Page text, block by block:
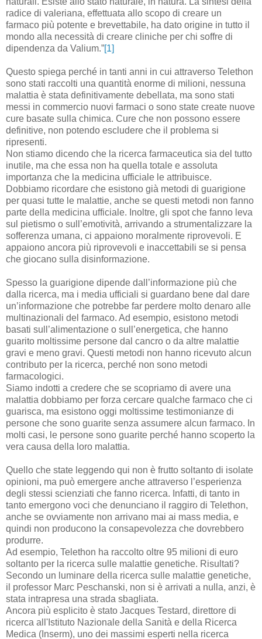
radice di valeriana, effettuata allo scopo di creare un
farmaco più potente e brevettabile, ha dato origine in tutto il
mondo alla necessità di creare cliniche per chi soffre di
dipendenza da Valium.”[1]
Questo spiega perché in tanti anni in cui attraverso Telethon
sono stati raccolti una quantità enorme di milioni, nessuna
malattia è stata definitivamente debellata, ma sono stati
messi in commercio nuovi farmaci o sono state create nuove
cure basate sulla chimica. Cure che non possono essere
definitive, non potendo escludere che il problema si
ripresenti.
Non stiamo dicendo che la ricerca farmaceutica sia del tutto
inutile, ma che essa non ha quella totale e assoluta
importanza che la medicina ufficiale le attribuisce.
Dobbiamo ricordare che esistono già metodi di guarigione
per quasi tutte le malattie, anche se questi metodi non fanno
parte della medicina ufficiale. Inoltre, gli spot che fanno leva
sul pietismo o sull’emotività, arrivando a strumentalizzare la
sofferenza umana, ci appaiono moralmente riprovevoli. E
appaiono ancora più riprovevoli e inaccettabili se si pensa
che giocano sulla disinformazione.
Spesso la guarigione dipende dall’informazione più che
dalla ricerca, ma i media ufficiali si guardano bene dal dare
un’informazione che potrebbe far perdere molto denaro alle
multinazionali del farmaco. Ad esempio, esistono metodi
basati sull’alimentazione o sull’energetica, che hanno
guarito moltissime persone dal cancro o da altre malattie
gravi e meno gravi. Questi metodi non hanno ricevuto alcun
contributo per la ricerca, perché non sono metodi
farmacologici.
Siamo indotti a credere che se scopriamo di avere una
malattia dobbiamo per forza cercare qualche farmaco che ci
guarisca, ma esistono oggi moltissime testimonianze di
persone che sono guarite senza assumere alcun farmaco. In
molti casi, le persone sono guarite perché hanno scoperto la
vera causa della loro malattia.
Quello che state leggendo qui non è frutto soltanto di isolate
opinioni, ma può emergere anche attraverso l’esperienza
degli stessi scienziati che fanno ricerca. Infatti, di tanto in
tanto emergono voci che denunciano il raggiro di Telethon,
anche se ovviamente non arrivano mai ai mass media, e
quindi non producono la consapevolezza che dovrebbero
produrre.
Ad esempio, Telethon ha raccolto oltre 95 milioni di euro
soltanto per la ricerca sulle malattie genetiche. Risultati?
Secondo un luminare della ricerca sulle malattie genetiche,
il professor Marc Peschanski, non si è arrivati a nulla, anzi, è
stata intrapresa una strada sbagliata.
Ancora più esplicito è stato Jacques Testard, direttore di
ricerca all'Istituto Nazionale della Sanità e della Ricerca
Medica (Inserm), uno dei massimi esperti nella ricerca